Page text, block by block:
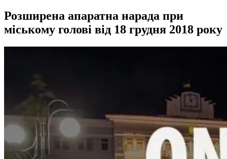
Розширена апаратна нарада при
міському голові від 18 грудня 2018 року